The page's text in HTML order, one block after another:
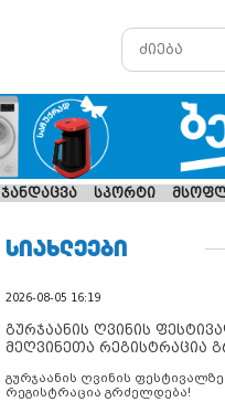
ჯანდაცვა სპორტი
ᲡᲘᲐᲮᲚᲔᲔᲑᲘ
2026-08-05 16:19
გურჯაანის ღვინის
მეღვინეთა რეგისტრაცია
გურჯაანის ღვინის
რეგისტრაცია გრძელდება!